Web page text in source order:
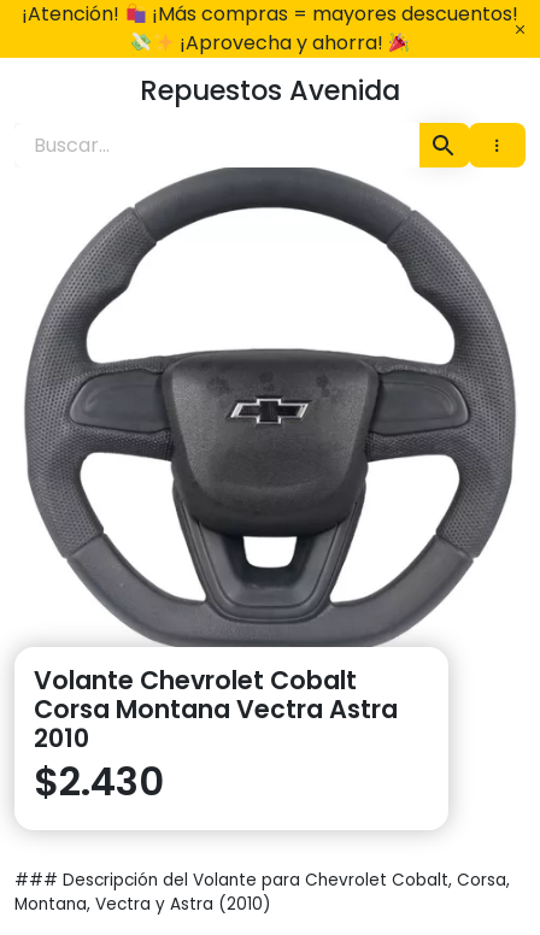
¡Atención!
¡Más compras = mayores descuentos!
¡Aprovecha y ahorra!
Repuestos Avenida
Volante Chevrolet Cobalt
Corsa Montana Vectra Astra
2010
$2.430
### Descripción del Volante para Chevrolet Cobalt, Corsa,
Montana, Vectra y Astra (2010)